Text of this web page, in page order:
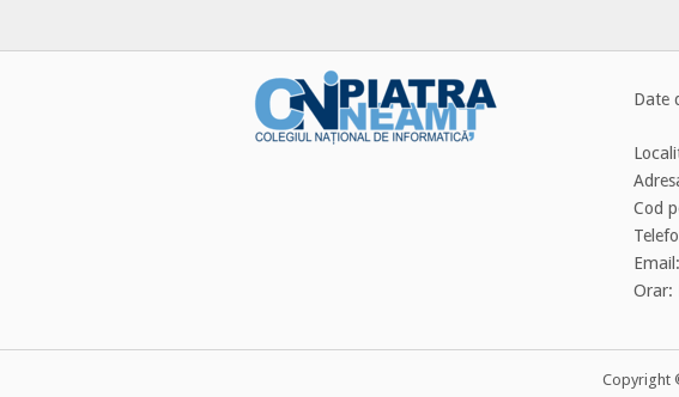
Date
Cod
Email:
Orar:
Copyright